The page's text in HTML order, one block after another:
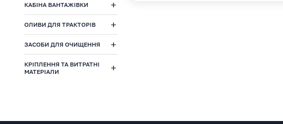
КАБІНА ВАНТАЖІВКИ
ОЛИВИ ДЛЯ ТРАКТОРІВ
ЗАСОБИ ДЛЯ ОЧИЩЕННЯ
КРІПЛЕННЯ ТА ВИТРАТНІ
МАТЕРІАЛИ